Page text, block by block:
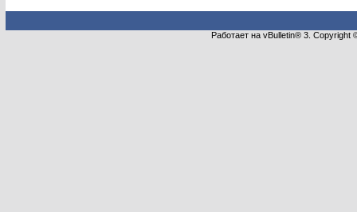
Работает на vBulletin® 3.